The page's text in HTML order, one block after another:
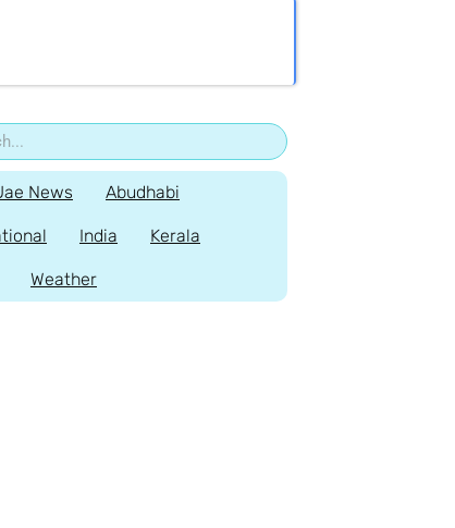
News Abudhabi
India Kerala
Weather